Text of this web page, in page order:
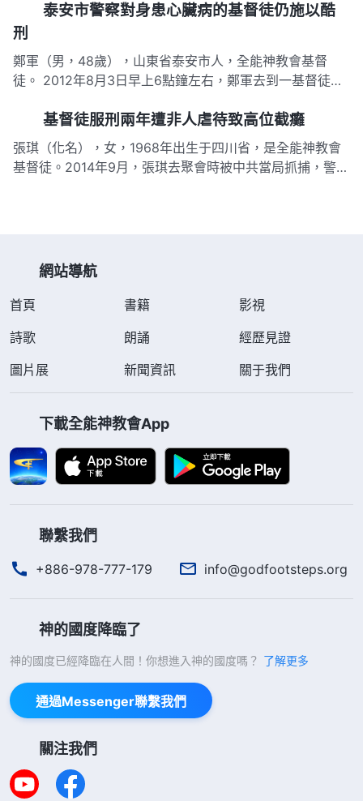
察連推帶拉將其帶入車内，逼問其在幾樓幾室聚會，見其不
説，朝胸口猛捶兩拳，并吼道：「我們對你監視很久了，你
泰安市警察對身患心臟病的基督徒仍施以酷
刑
鄭軍（男，48歲），山東省泰安市人，全能神教會基督
徒。 2012年8月3日早上6點鐘左右，鄭軍去到一基督徒家
鄭軍的胳膊，使其動彈不得。警察沒出示任何證件，便像強
盜一樣瘋狂地四處亂翻，頓時將該基督徒的家中翻得一片狼
藉。最終，警察把…
基督徒服刑兩年遭非人虐待致高位截癱
張琪（化名），女，1968年出生于四川省，是全能神教會
基督徒。2014年9月，張琪去聚會時被中共當局抓捕，警察
網站導航
首頁 書籍
影視
詩歌
朗誦
經歷見證
圖片展
新聞資訊 關于我們
下載全能神教會App
聯繫我們
+886-978-777-179 info@godfootsteps.org
神的國度降臨了
神的國度已經降臨在人間！你想進入神的國度嗎？ 了解更多
通過Messenger聯繫我們
關注我們